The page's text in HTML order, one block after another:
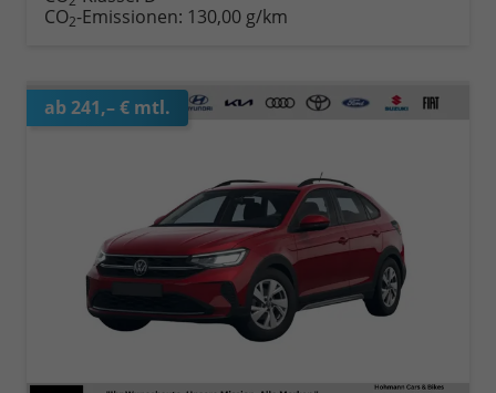
CO2-Emissionen: 130,00 g/km
ab 241,– € mtl.